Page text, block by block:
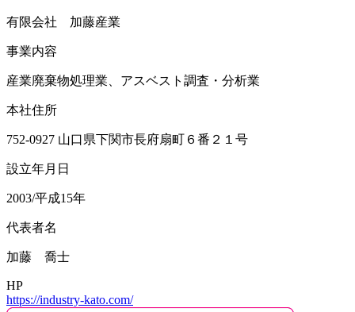
有限会社 加藤産業
事業内容
産業廃棄物処理業、アスベスト調査・分析業
本社住所
752-0927 山口県下関市長府扇町６番２１号
設立年月日
2003/平成15年
代表者名
加藤 喬士
HP
https://industry-kato.com/